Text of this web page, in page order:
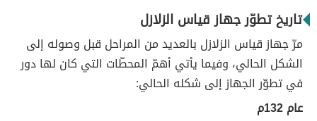
تاريخ تطوّر جهاز قياس الزلازل
مرّ جهاز قياس الزلازل بالعديد من المراحل قبل وصوله إلى
الشكل الحالي، وفيما يأتي أهمّ المحطّات التي كان لها دور
في تطوّر الجهاز إلى شكله الحالي:
عام 132م